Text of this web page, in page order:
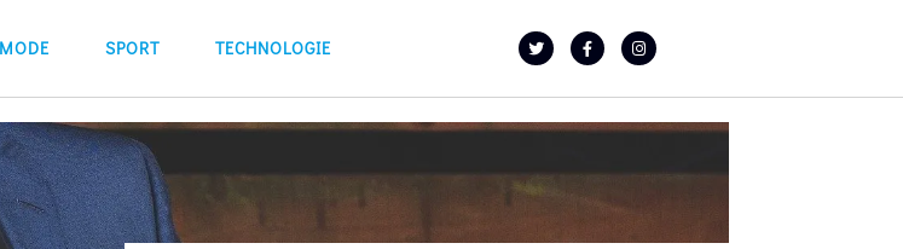
MODE SPORT TECHNOLOGIE